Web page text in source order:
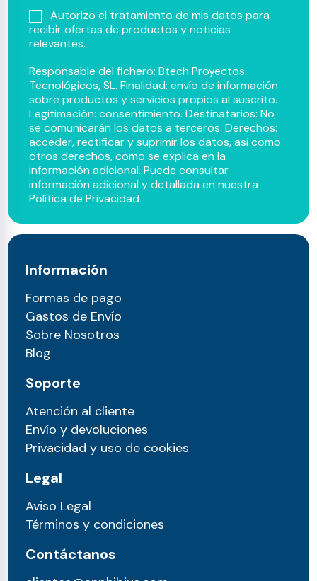
Autorizo el tratamiento de mis datos para
recibir ofertas de productos y noticias
relevantes.
Responsable del fichero: Btech Proyectos
Tecnológicos, SL. Finalidad: envío de información
sobre productos y servicios propios al suscrito.
Legitimación: consentimiento. Destinatarios: No
se comunicarán los datos a terceros. Derechos:
acceder, rectificar y suprimir los datos, así como
otros derechos, como se explica en la
información adicional. Puede consultar
información adicional y detallada en nuestra
Política de Privacidad
Información
Formas de pago
Gastos de Envío
Sobre Nosotros
Blog
Soporte
Atención al cliente
Envío y devoluciones
Privacidad y uso de cookies
Legal
Aviso Legal
Términos y condiciones
Contáctanos